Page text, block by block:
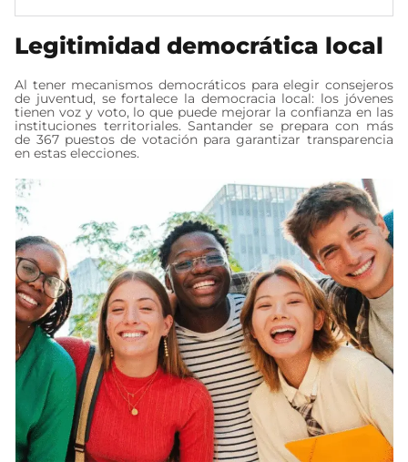
Legitimidad democrática local
Al tener mecanismos democráticos para elegir consejeros
de juventud, se fortalece la democracia local: los jóvenes
tienen voz y voto, lo que puede mejorar la confianza en las
instituciones territoriales. Santander se prepara con más
de 367 puestos de votación para garantizar transparencia
en estas elecciones.